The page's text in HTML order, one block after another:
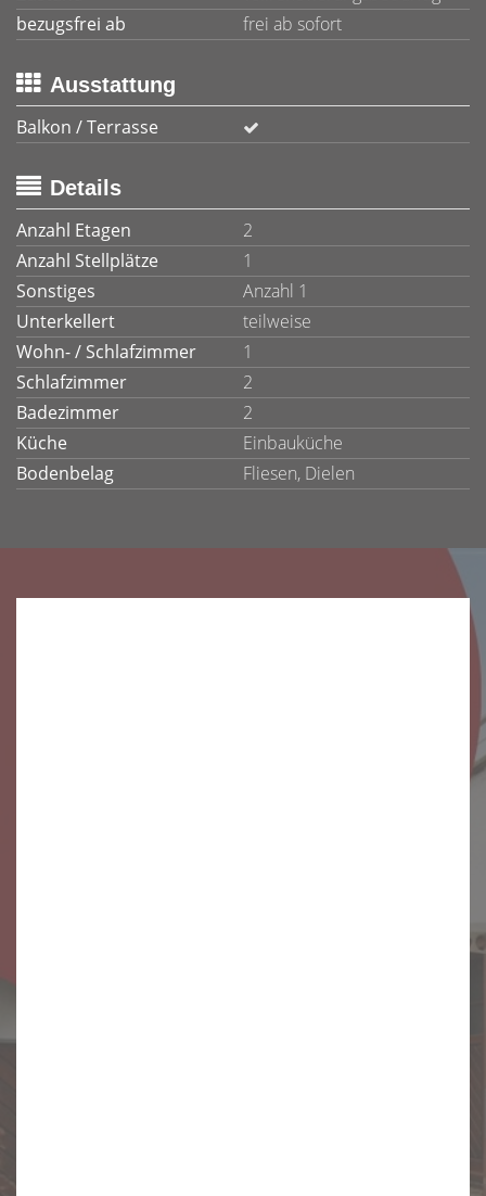
bezugsfrei ab
frei ab sofort
Ausstattung
Balkon / Terrasse
Details
Anzahl Etagen
2
Anzahl Stellplätze
1
Sonstiges
Anzahl 1
Unterkellert
teilweise
Wohn- / Schlafzimmer
1
Schlafzimmer
2
Badezimmer
2
Küche
Einbauküche
Bodenbelag
Fliesen, Dielen